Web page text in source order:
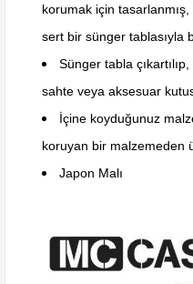
korumak için
sert bir sünger tablasıyla
Sünger tabla
sahte veya aksesuar
İçine koyduğunuz
koruyan bir malzemeden
Japon Malı